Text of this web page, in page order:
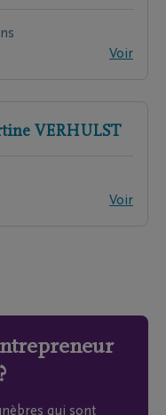
Voir
VERHULST
Voir
qui sont